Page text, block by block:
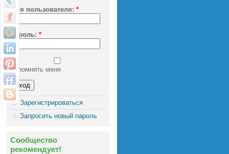
Имя пользователя: *
Пароль: *
Запомнить меня
Зарегистрироваться
Запросить новый пароль
Сообщество
рекомендует!